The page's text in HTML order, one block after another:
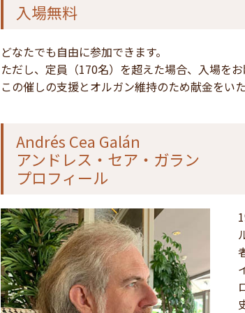
入場無料
どなたでも自由に参加できます。
ただし、定員（170名）を超えた場合、入場をお
この催しの支援とオルガン維持のため献金をい
Andrés Cea Galán
アンドレス・セア・ガラン
プロフィール